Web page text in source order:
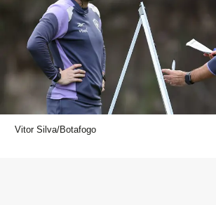
Vitor Silva/Botafogo